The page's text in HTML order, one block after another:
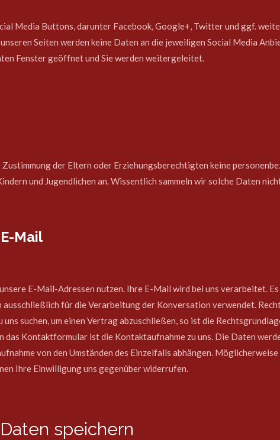
Media Buttons, darunter Facebook, Google+, Twitter und ggf.
Seiten werden keine Daten an die jeweiligen Social Media
Fenster geöffnet und Sie werden weitergeleitet.
der Eltern oder Erziehungsberechtigten keine
und Jugendlichen an. Wissentlich sammeln wir solche Daten
Mail
E-Mail-Adressen nutzen. Ihre E-Mail wird bei uns verarbeitet.
für die Verarbeitung der Konversation verwendet.
uns suchen, um einen Vertrag abzuschließen, so ist die
das Kontaktformular ist die Kontaktaufnahme zu uns. Die Daten
von den Umständen des Einzelfalls abhängen.
Ihre Einwilligung uns gegenüber widerrufen.
speichern